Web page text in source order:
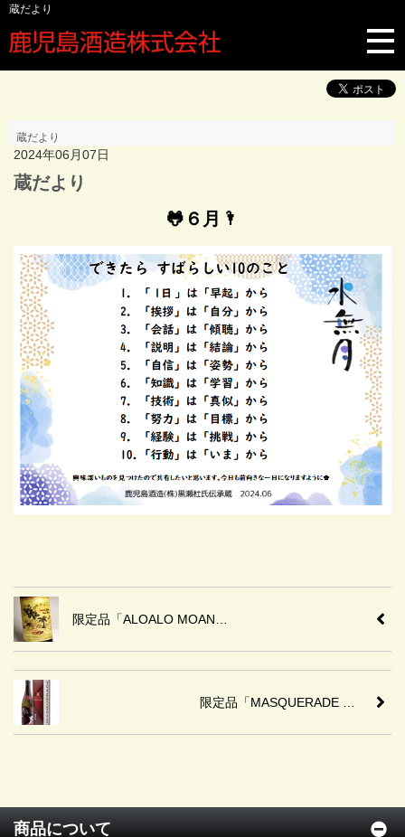
蔵だより
蔵だより
2024年06月07日
蔵だより
🐸６月🌂
限定品「ALOALO MOAN…
限定品「MASQUERADE …
商品について